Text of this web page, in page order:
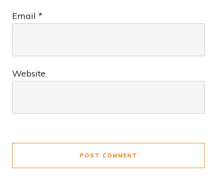
Email *
Website
POST COMMENT